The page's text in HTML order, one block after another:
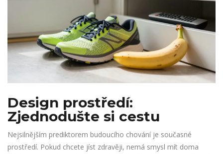
Design prostředí:
Zjednodušte si cestu
Nejsilnějším prediktorem budoucího chování je současné
prostředí. Pokud chcete jíst zdravěji, nemá smysl mít doma